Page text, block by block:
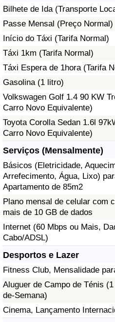
Bilhete de Ida (Transporte
Passe Mensal (Preço Normal)
Início do Táxi (Tarifa Normal)
Táxi 1km (Tarifa Normal)
Táxi Espera de 1hora (Tarifa
Gasolina (1 litro)
Volkswagen Golf 1.4 90 KW
Carro Novo Equivalente)
Toyota Corolla Sedan 1.6l
Carro Novo Equivalente)
Serviços (Mensalmente)
Básicos (Eletricidade,
Arrefecimento, Água, Lixo)
Apartamento de 85m2
Plano mensal de celular com
mais de 10 GB de dados
Internet (60 Mbps ou Mais,
Cabo/ADSL)
Desportos e Lazer
Fitness Club, Mensalidade
Aluguer de Campo de Ténis
de-Semana)
Cinema, Lançamento